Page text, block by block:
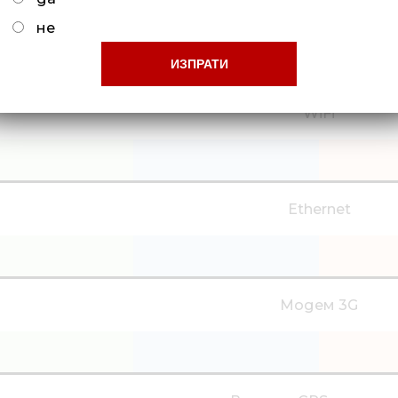
WiFi
Ethernet
Модем 3G
не